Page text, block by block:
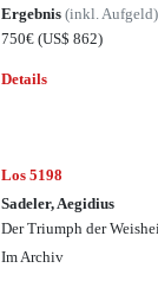
Ergebnis(inkl.
750€(US$ 862)
Details
Los 5198
Sadeler, Aegidius
Der Triumph der
Im Archiv